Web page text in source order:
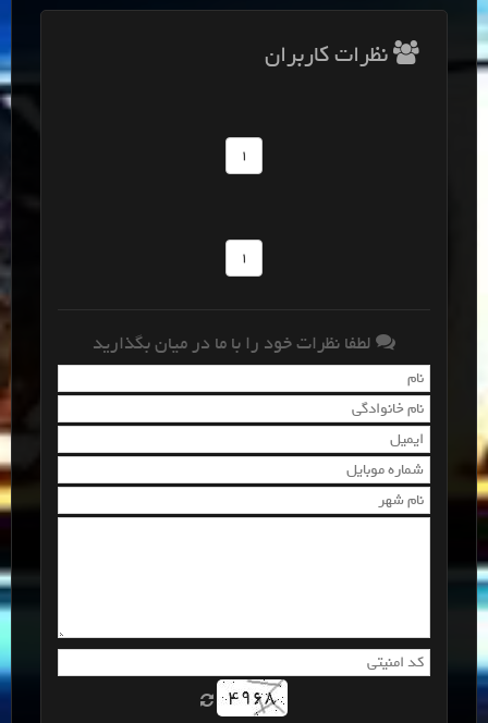
نظرات کاربران
1
1
لطفا نظرات خود را با ما در میان بگذارید